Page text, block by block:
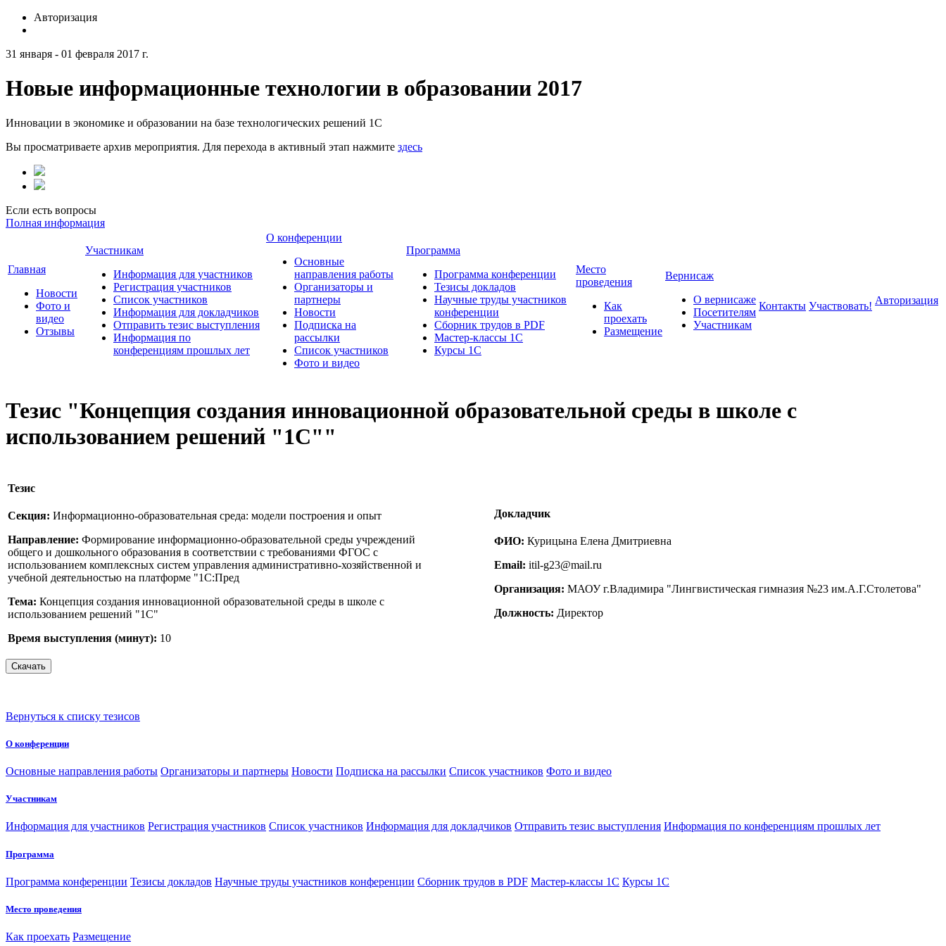
Авторизация
31 января - 01 февраля 2017 г.
Новые информационные технологии в образовании 2017
Инновации в экономике и образовании на базе технологических решений 1С
Вы просматриваете архив мероприятия. Для перехода в активный этап нажмите здесь
Если есть вопросы
Полная информация
Главная
Новости
Фото и
видео
Отзывы
Участникам
Информация для участников
Регистрация участников
Список участников
Информация для докладчиков
Отправить тезис выступления
Информация по
конференциям прошлых лет
О конференции
Основные
направления работы
Организаторы и
партнеры
Новости
Подписка на
рассылки
Список участников
Фото и видео
Программа
Программа конференции
Тезисы докладов
Научные труды участников
конференции
Сборник трудов в PDF
Мастер-классы 1С
Курсы 1С
Место
проведения
Как
проехать
Размещение
Вернисаж
О вернисаже
Посетителям
Участникам
Контакты Участвовать! Авторизация
Тезис "Концепция создания инновационной образовательной среды в школе с
использованием решений "1С""
Тезис
Секция: Информационно-образовательная среда: модели построения и опыт
Направление: Формирование информационно-образовательной среды учреждений
общего и дошкольного образования в соответствии с требованиями ФГОС с
использованием комплексных систем управления административно-хозяйственной и
учебной деятельностью на платформе "1С:Пред
Тема: Концепция создания инновационной образовательной среды в школе с
использованием решений "1С"
Время выступления (минут): 10
Докладчик
ФИО: Курицына Елена Дмитриевна
Email: itil-g23@mail.ru
Организация: МАОУ г.Владимира "Лингвистическая гимназия №23 им.А.Г.Столетова"
Должность: Директор
Вернуться к списку тезисов
О конференции
Основные направления работы Организаторы и партнеры Новости Подписка на рассылки Список участников Фото и видео
Участникам
Информация для участников Регистрация участников Список участников Информация для докладчиков Отправить тезис выступления Информация по конференциям прошлых лет
Программа
Программа конференции Тезисы докладов Научные труды участников конференции Сборник трудов в PDF Мастер-классы 1С Курсы 1С
Место проведения
Как проехать Размещение